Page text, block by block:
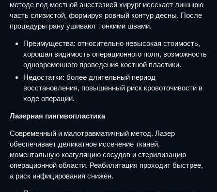
методе под местной анестезией хирург иссекает лишнюю
часть слизистой, формируя ровный контур десны. После
процедуры рану ушивают тонкими швами.
Преимущества: относительно невысокая стоимость,
хорошая видимость операционного поля, возможность
одновременного проведения костной пластики.
Недостатки: более длительный период
восстановления, повышенный риск кровоточивости в
ходе операции.
Лазерная гингивопластика
Современный и малотравматичный метод. Лазер
обеспечивает деликатное иссечение тканей,
моментальную коагуляцию сосудов и стерилизацию
операционной области. Реабилитация проходит быстрее,
а риск инфицирования снижен.